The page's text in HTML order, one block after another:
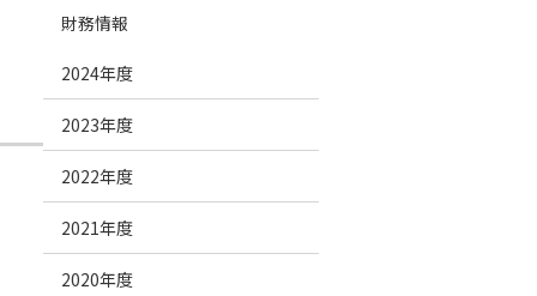
財務情報
2024年度
2023年度
2022年度
2021年度
2020年度